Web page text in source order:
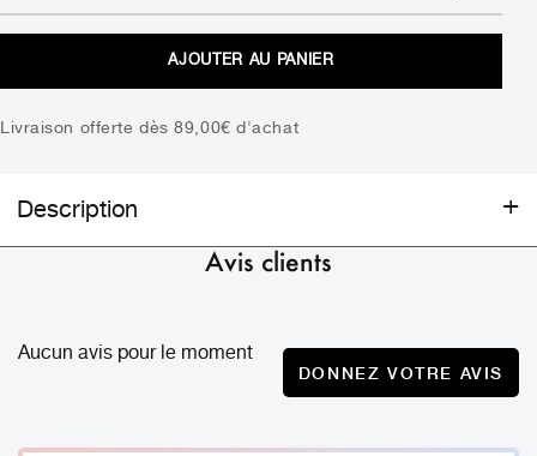
AJOUTER AU PANIER
Livraison offerte dès 89,00€ d'achat
Description
Chauffe-Serviettes Vapeur.
L’appareil Chauffe-Serviettes Vapeur est compact, avec
une puissance élevée. Rapide et facile, prêt en 15
Avis clients
Aucun avis pour le moment
DONNEZ VOTRE AVIS